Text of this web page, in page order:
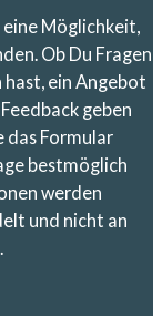
Möglichkeit,
Ob Du Fragen
ein Angebot
geben
das Formular
bestmöglich
werden
und nicht an